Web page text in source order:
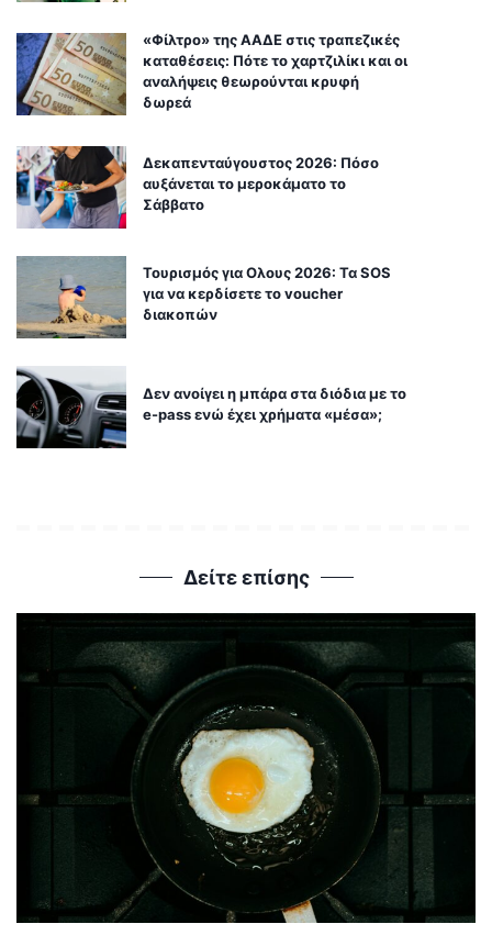
«Φίλτρο» της ΑΑΔΕ στις τραπεζικές
καταθέσεις: Πότε το χαρτζιλίκι και οι
αναλήψεις θεωρούνται κρυφή
δωρεά
Δεκαπενταύγουστος 2026: Πόσο
αυξάνεται το μεροκάματο το
Σάββατο
Τουρισμός για Ολους 2026: Τα SOS
για να κερδίσετε το voucher
διακοπών
Δεν ανοίγει η μπάρα στα διόδια με το
e-pass ενώ έχει χρήματα «μέσα»;
Δείτε επίσης